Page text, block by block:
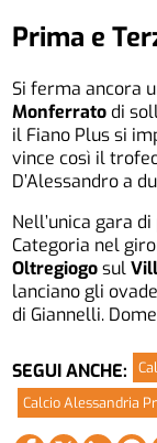
Prima e
Si ferma ancora
Monferrato di
il Fiano Plus si
vince così il
D’Alessandro a
Nell’unica gara
Categoria nel
Oltregiogosul
lanciano gli
di Giannelli.
SEGUI ANCHE:
Calcio Alessandria